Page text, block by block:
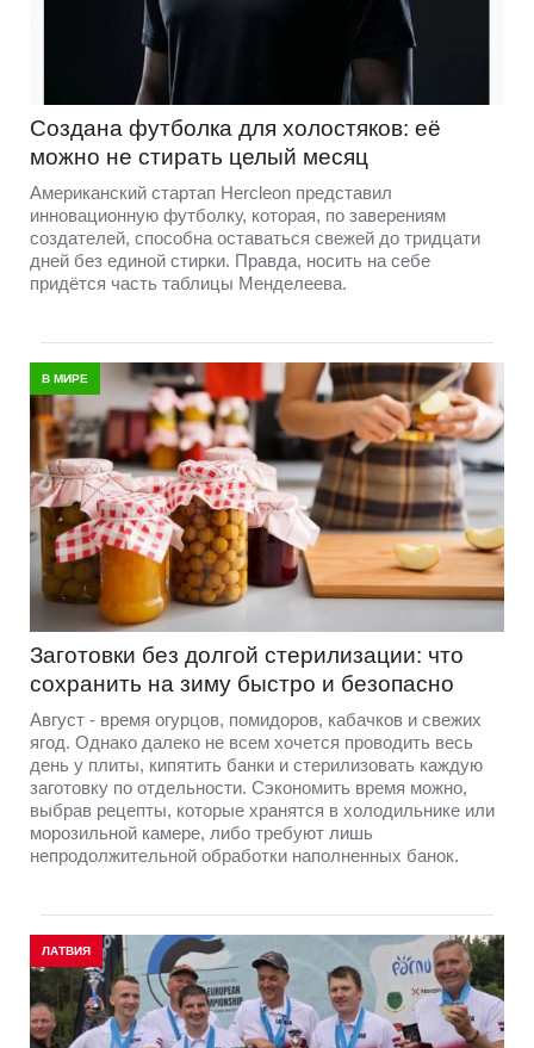
Создана футболка для холостяков: её
можно не стирать целый месяц
Американский стартап Hercleon представил
инновационную футболку, которая, по заверениям
создателей, способна оставаться свежей до тридцати
дней без единой стирки. Правда, носить на себе
придётся часть таблицы Менделеева.
В МИРЕ
Заготовки без долгой стерилизации: что
сохранить на зиму быстро и безопасно
Август - время огурцов, помидоров, кабачков и свежих
ягод. Однако далеко не всем хочется проводить весь
день у плиты, кипятить банки и стерилизовать каждую
заготовку по отдельности. Сэкономить время можно,
выбрав рецепты, которые хранятся в холодильнике или
морозильной камере, либо требуют лишь
непродолжительной обработки наполненных банок.
ЛАТВИЯ